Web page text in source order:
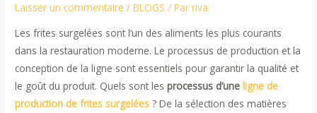
Laisser un commentaire /BLOGS / Parriva
Les frites surgelées sont l’un des aliments les plus courants
dans la restauration moderne. Le processus de production et la
conception de la ligne sont essentiels pour garantir la qualité et
le goût du produit. Quels sont lesprocessus d’une ligne de
production de frites surgelées ? De la sélection des matières